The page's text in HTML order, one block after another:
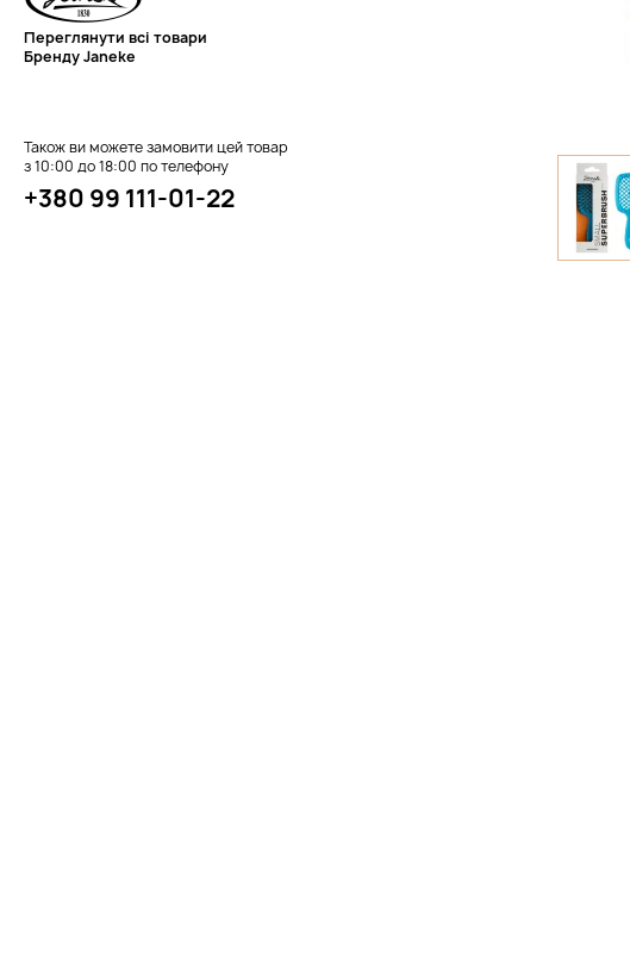
Переглянути всі товари
Бренду Janeke
Також ви можете замовити цей товар
з 10:00 до 18:00 по телефону
+380 99 111-01-22